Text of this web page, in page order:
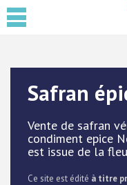
Safran
Vente de safran
condiment epice
est issue de la
Ce site est édité à titre